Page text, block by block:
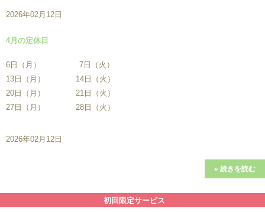
2026年02月12日
4月の定休日
6日（月） 7日（火）
13日（月） 14日（火）
20日（月） 21日（火）
27日（月） 28日（火）
2026年02月12日
» 続きを読む
初回限定サービス